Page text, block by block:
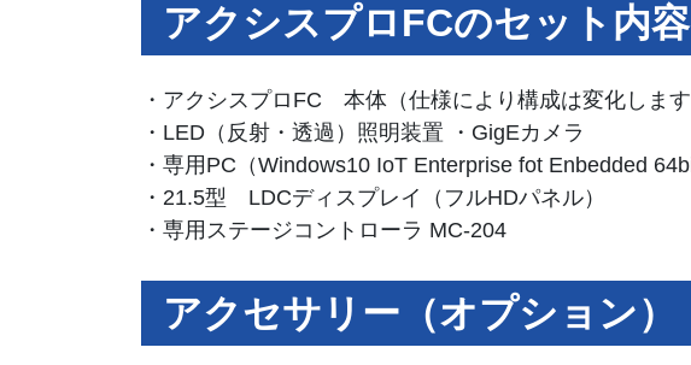
アクシスプロFCのセット内容
・アクシスプロFC 本体（仕様により構成は変化します
・LED（反射・透過）照明装置 ・GigEカメラ
・専用PC（Windows10 IoT Enterprise fot Enbedded
・21.5型 LDCディスプレイ（フルHDパネル）
・専用ステージコントローラ MC-204
アクセサリー（オプション）